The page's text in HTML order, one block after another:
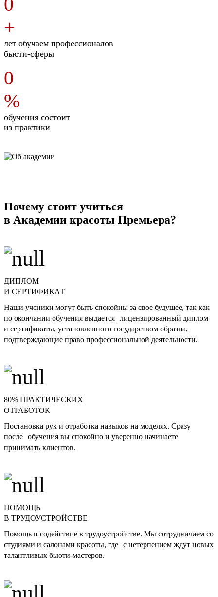
+
лет обучаем профессионалов
бьюти-сферы
0
%
обучения состоит
из практики
Почему стоит учиться
в Академии красоты Премьера?
ДИПЛОМ
И СЕРТИФИКАТ
Наши ученики могут быть спокойны за свое будущее, так как
по окончании обучения выдается лицензированный диплом
и сертификаты, установленного государством образца,
подтверждающие право профессиональной деятельности.
80% ПРАКТИЧЕСКИХ
ОТРАБОТОК
Постановка рук и отработка навыков на моделях. Сразу
после обучения вы спокойно и уверенно начинаете
принимать клиентов.
ПОМОЩЬ
В ТРУДОУСТРОЙСТВЕ
Помощь и содействие в трудоустройстве. Мы сотрудничаем со
студиями и салонами красоты, где с нетерпением ждут новых
талантливых бьюти-мастеров.